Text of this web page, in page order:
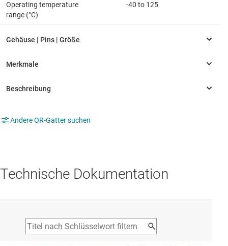
Operating temperature
range (°C)
-40 to 125
Andere OR-Gatter suchen
Technische Dokumentation